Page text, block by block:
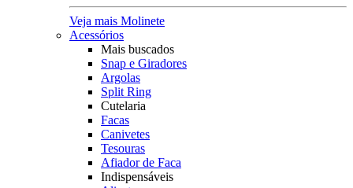
Veja mais Molinete
Acessórios
Mais buscados
Snap e Giradores
Argolas
Split Ring
Cutelaria
Facas
Canivetes
Tesouras
Afiador de Faca
Indispensáveis